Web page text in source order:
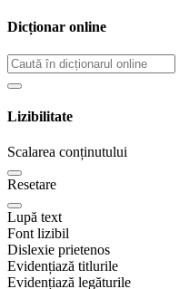
Dicționar online
Lizibilitate
Scalarea conținutului
Resetare
Lupă text
Font lizibil
Dislexie prietenos
Evidențiază titlurile
Evidențiază legăturile